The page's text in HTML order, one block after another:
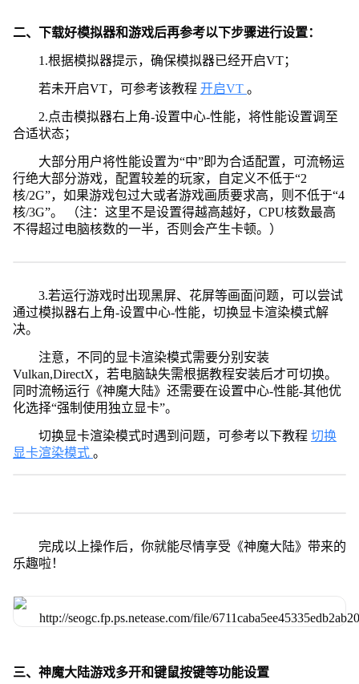
二、下载好模拟器和游戏后再参考以下步骤进行设置：
1.根据模拟器提示，确保模拟器已经开启VT；
若未开启VT，可参考该教程 开启VT 。
2.点击模拟器右上角-设置中心-性能，将性能设置调至
合适状态；
大部分用户将性能设置为“中”即为合适配置，可流畅运
行绝大部分游戏，配置较差的玩家，自定义不低于“2
核/2G”，如果游戏包过大或者游戏画质要求高，则不低于“4
核/3G”。 （注：这里不是设置得越高越好，CPU核数最高
不得超过电脑核数的一半，否则会产生卡顿。）
3.若运行游戏时出现黑屏、花屏等画面问题，可以尝试
通过模拟器右上角-设置中心-性能，切换显卡渲染模式解
决。
注意，不同的显卡渲染模式需要分别安装
Vulkan,DirectX，若电脑缺失需根据教程安装后才可切换。
同时流畅运行《神魔大陆》还需要在设置中心-性能-其他优
化选择“强制使用独立显卡”。
切换显卡渲染模式时遇到问题，可参考以下教程 切换
显卡渲染模式 。
完成以上操作后，你就能尽情享受《神魔大陆》带来的
乐趣啦！
三、神魔大陆游戏多开和键鼠按键等功能设置